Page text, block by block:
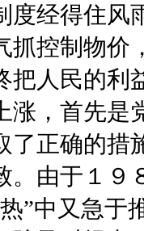
度经得住风
抓控制物价
把人民的利
涨，首先是
了正确的措
。由于１
”中又急于